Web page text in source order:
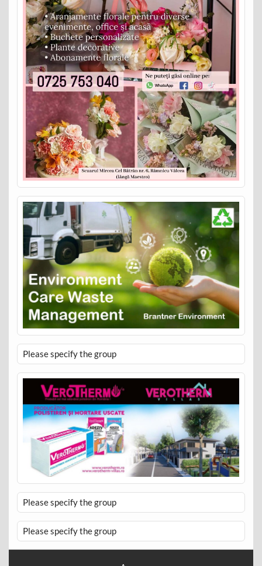
Please specify the group
Please specify the group
Please specify the group